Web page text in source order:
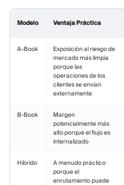
Modelo Ventaja Práctica
A-Book
Exposición al riesgo de
mercado más limpia
porque las
operaciones de los
clientes se envían
externamente
B-Book
Margen
potencialmente más
alto porque el flujo es
internalizado
Híbrido
A menudo práctico
porque el
enrutamiento puede